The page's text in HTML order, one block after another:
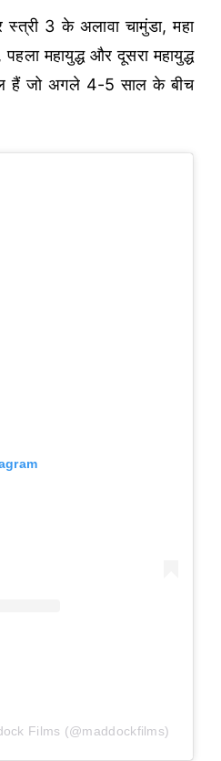
3 के अलावा चामुंडा, महा
पहला महायुद्ध और दूसरा महायुद्ध
हैं जो अगले 4-5 साल के बीच
Films (@maddockfilms)